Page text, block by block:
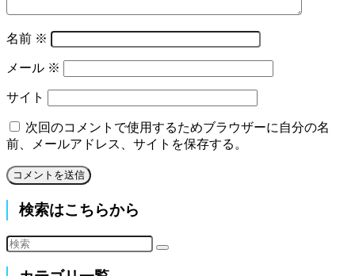
名前 ※
メール ※
サイト
次回のコメントで使用するためブラウザーに自分の名
前、メールアドレス、サイトを保存する。
検索はこちらから